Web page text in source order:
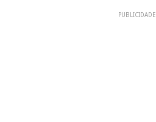
PUBLICIDADE